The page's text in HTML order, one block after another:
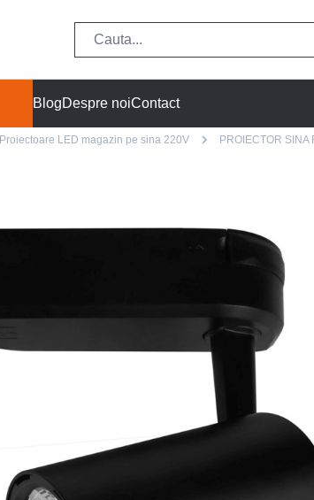
BlogDespre noiContact
Proiectoare LED magazin pe sina 220V PROIECTOR